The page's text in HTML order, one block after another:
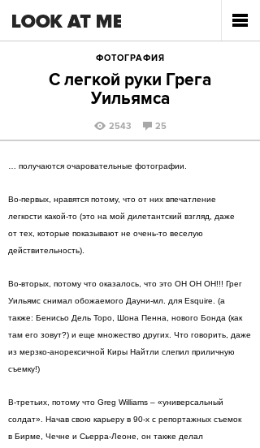
ФОТОГРАФИЯ
С легкой руки Грега
Уильямса
2543 25
… получаются очаровательные фотографии.
Во-первых, нравятся потому, что от них впечатление
легкости какой-то (это на мой дилетантский взгляд, даже
от тех, которые показывают не очень-то веселую
действительность).
Во-вторых, потому что оказалось, что это ОН ОН ОН!!! Грег
Уильямс снимал обожаемого Дауни-мл. для Esquire. (а
также: Бенисьо Дель Торо, Шона Пенна, нового Бонда (как
там его зовут?) и еще множество других. Что говорить, даже
из мерзко-анорексичной Киры Найтли слепил приличную
съемку!)
В-третьих, потому что Greg Williams – «универсальный
солдат». Начав свою карьеру в 90-х с репортажных съемок
в Бирме, Чечне и Сьерра-Леоне, он также делал